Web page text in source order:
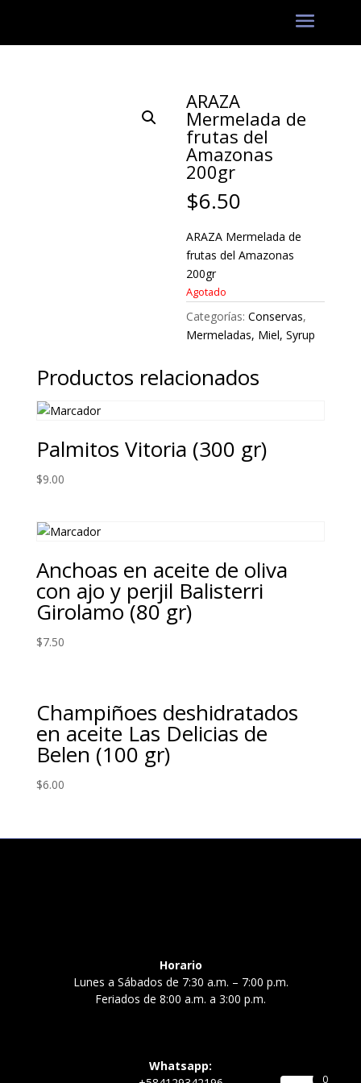
ARAZA
Mermelada de
frutas del
Amazonas
200gr
$6.50
ARAZA Mermelada de
frutas del Amazonas
200gr
Agotado
Categorías:Conservas,
Mermeladas, Miel, Syrup
Productos relacionados
Palmitos Vitoria (300 gr)
$9.00
Anchoas en aceite de oliva
con ajo y perjil Balisterri
Girolamo (80 gr)
$7.50
Champiñoes deshidratados
en aceite Las Delicias de
Belen (100 gr)
$6.00
Horario
Lunes a Sábados de 7:30 a.m. – 7:00 p.m.
Feriados de 8:00 a.m. a 3:00 p.m.
Whatsapp:
0